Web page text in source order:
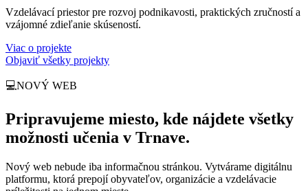
Vzdelávací priestor pre rozvoj podnikavosti, praktických zručností a
vzájomné zdieľanie skúseností.
Viac o projekte
Objaviť všetky projekty
💻NOVÝ WEB
Pripravujeme miesto, kde nájdete všetky
možnosti učenia v Trnave.
Nový web nebude iba informačnou stránkou. Vytvárame digitálnu
platformu, ktorá prepojí obyvateľov, organizácie a vzdelávacie